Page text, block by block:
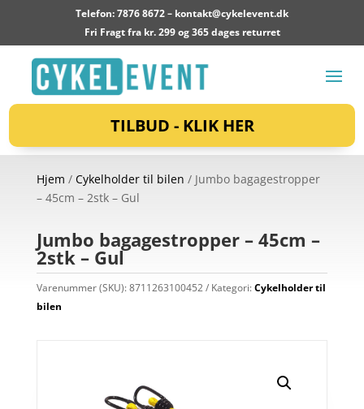
Telefon: 7876 8672 – kontakt@cykelevent.dk
Fri Fragt fra kr. 299 og 365 dages returret
TILBUD - KLIK HER
Hjem / Cykelholder til bilen / Jumbo bagagestropper
– 45cm – 2stk – Gul
Jumbo bagagestropper – 45cm –
2stk – Gul
Varenummer (SKU):8711263100452 Kategori:Cykelholder til
bilen